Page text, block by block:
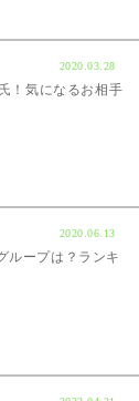
2020.03.28
！気になるお相手
2020.06.13
ループは？ランキ